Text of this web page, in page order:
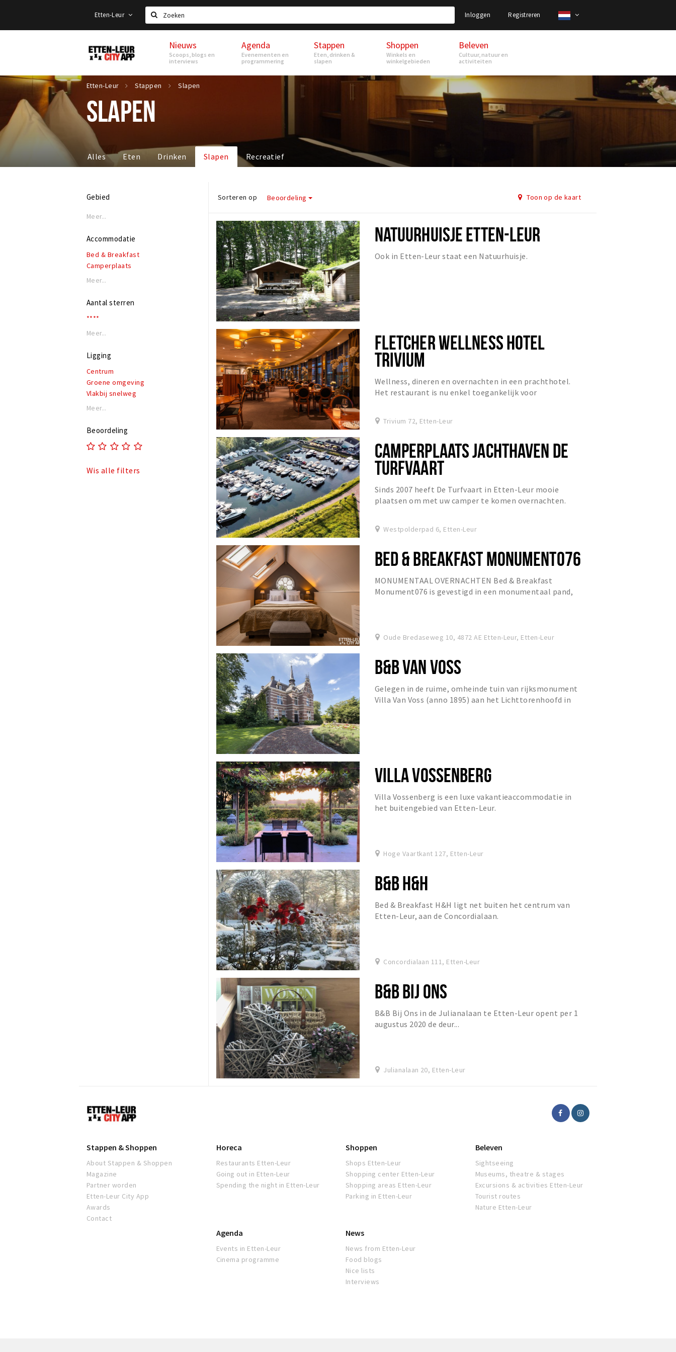
Etten-Leur
Zoeken
Inloggen Registreren
Etten-
Leur
Nieuws
Scoops, blogs en
interviews
Agenda
Evenementen en
programmering
Stappen
Eten, drinken &
slapen
Shoppen
Winkels en
winkelgebieden
Beleven
Cultuur, natuur en
activiteiten
Etten-Leur Stappen Slapen
SLAPEN
Alles Eten Drinken Slapen Recreatief
Gebied
Meer...
Accommodatie
Bed & Breakfast
Camperplaats
Meer...
Aantal sterren
****
Meer...
Ligging
Centrum
Groene omgeving
Vlakbij snelweg
Meer...
Beoordeling
Wis alle filters
Sorteren op Beoordeling Toon op de kaart
NATUURHUISJE ETTEN-LEUR
Ook in Etten-Leur staat een Natuurhuisje.
FLETCHER WELLNESS HOTEL
TRIVIUM
Wellness, dineren en overnachten in een prachthotel.
Het restaurant is nu enkel toegankelijk voor
Trivium 72, Etten-Leur
CAMPERPLAATS JACHTHAVEN DE
TURFVAART
Sinds 2007 heeft De Turfvaart in Etten-Leur mooie
plaatsen om met uw camper te komen overnachten.
Westpolderpad 6, Etten-Leur
BED & BREAKFAST MONUMENT076
MONUMENTAAL OVERNACHTEN Bed & Breakfast
Monument076 is gevestigd in een monumentaal pand,
Oude Bredaseweg 10, 4872 AE Etten-Leur, Etten-Leur
B&B VAN VOSS
Gelegen in de ruime, omheinde tuin van rijksmonument
Villa Van Voss (anno 1895) aan het Lichttorenhoofd in
VILLA VOSSENBERG
Villa Vossenberg is een luxe vakantieaccommodatie in
het buitengebied van Etten-Leur.
Hoge Vaartkant 127, Etten-Leur
B&B H&H
Bed & Breakfast H&H ligt net buiten het centrum van
Etten-Leur, aan de Concordialaan.
Concordialaan 111, Etten-Leur
B&B BIJ ONS
B&B Bij Ons in de Julianalaan te Etten-Leur opent per 1
augustus 2020 de deur...
Julianalaan 20, Etten-Leur
Etten-
Leur
Stappen & Shoppen
About Stappen & Shoppen
Magazine
Partner worden
Etten-Leur City App
Awards
Contact
Horeca
Restaurants Etten-Leur
Going out in Etten-Leur
Spending the night in Etten-Leur
Shoppen
Shops Etten-Leur
Shopping center Etten-Leur
Shopping areas Etten-Leur
Parking in Etten-Leur
Beleven
Sightseeing
Museums, theatre & stages
Excursions & activities Etten-Leur
Tourist routes
Nature Etten-Leur
Agenda
Events in Etten-Leur
Cinema programme
News
News from Etten-Leur
Food blogs
Nice lists
Interviews